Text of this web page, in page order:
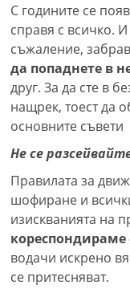
С годините се
справя с всичко.
съжаление,
да попаднете в
друг. За да сте в
нащрек, тоест да
основните съвети
Не се
Правилата за
шофиране и
изискванията на
кореспондираме
водачи искрено
се притесняват.